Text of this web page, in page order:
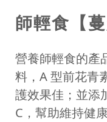
師輕食【蔓
營養師輕食的產
料，A 型前花青
護效果佳；並添
C，幫助維持健